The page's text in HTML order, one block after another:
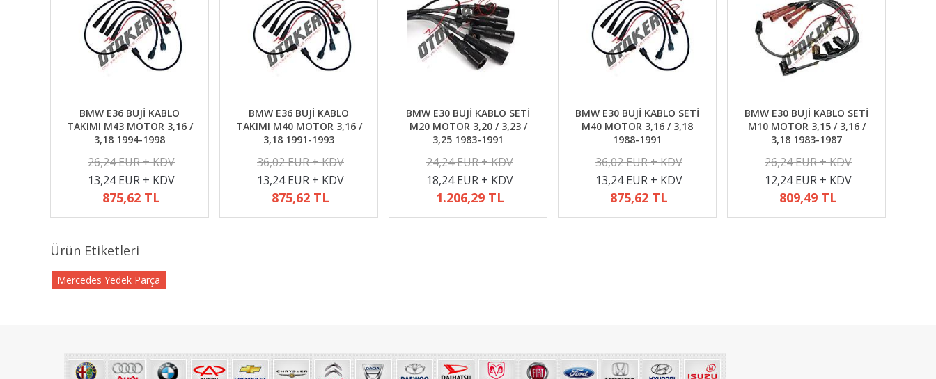
BMW E36 BUJİ KABLO
TAKIMI M43 MOTOR 3,16 /
3,18 1994-1998
26,24 EUR + KDV
13,24 EUR + KDV
875,62 TL
BMW E36 BUJİ KABLO
TAKIMI M40 MOTOR 3,16 /
3,18 1991-1993
36,02 EUR + KDV
13,24 EUR + KDV
875,62 TL
BMW E30 BUJİ KABLO SETİ
M20 MOTOR 3,20 / 3,23 /
3,25 1983-1991
24,24 EUR + KDV
18,24 EUR + KDV
1.206,29 TL
BMW E30 BUJİ KABLO SETİ
M40 MOTOR 3,16 / 3,18
1988-1991
36,02 EUR + KDV
13,24 EUR + KDV
875,62 TL
BMW E30 BUJİ KABLO SETİ
M10 MOTOR 3,15 / 3,16 /
3,18 1983-1987
26,24 EUR + KDV
12,24 EUR + KDV
809,49 TL
Ürün Etiketleri
Mercedes Yedek Parça